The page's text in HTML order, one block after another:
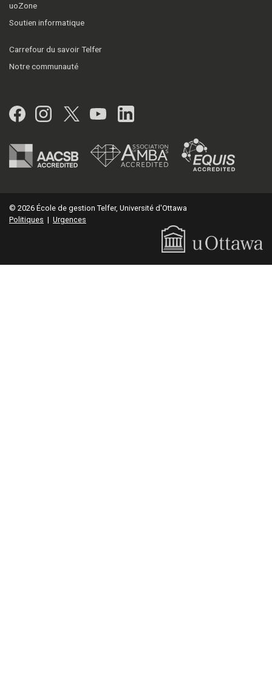
uoZone
Soutien informatique
Carrefour du savoir Telfer
Notre communauté
Facebook
Instagram
Twitter
YouTubeLinkedIn
© 2026 École de gestion Telfer, Université d'Ottawa
Politiques | Urgences